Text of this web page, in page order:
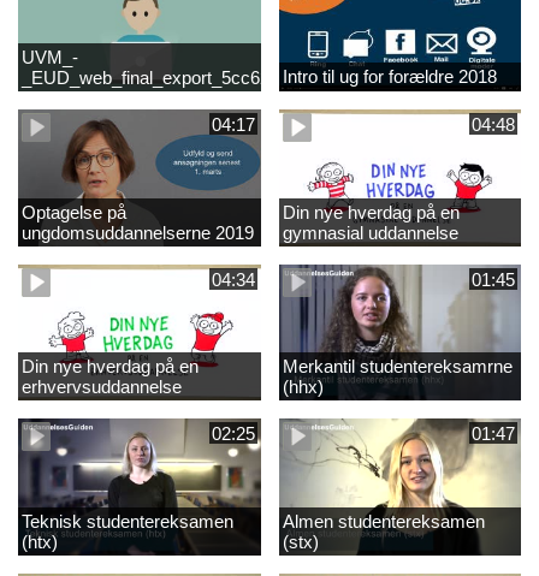
UVM_-
Intro til ug for forældre 2018
04:17
Optagelse på
ungdomsuddannelserne 2019
04:48
Din nye hverdag på en
gymnasial uddannelse
04:34
Din nye hverdag på en
erhvervsuddannelse
01:45
Merkantil studentereksamrne
(hhx)
02:25
Teknisk studentereksamen
(htx)
01:47
Almen studentereksamen
(stx)